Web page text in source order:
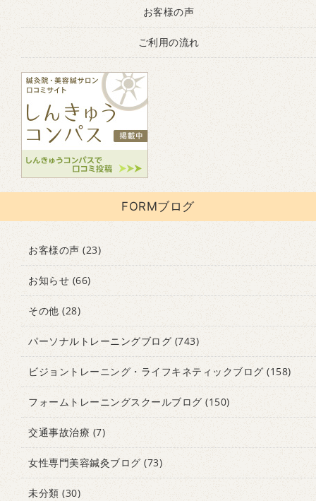
お客様の声
ご利用の流れ
FORMブログ
お客様の声 (23)
お知らせ (66)
その他 (28)
パーソナルトレーニングブログ (743)
ビジョントレーニング・ライフキネティックブログ (158)
フォームトレーニングスクールブログ (150)
交通事故治療 (7)
女性専門美容鍼灸ブログ(73)
未分類 (30)